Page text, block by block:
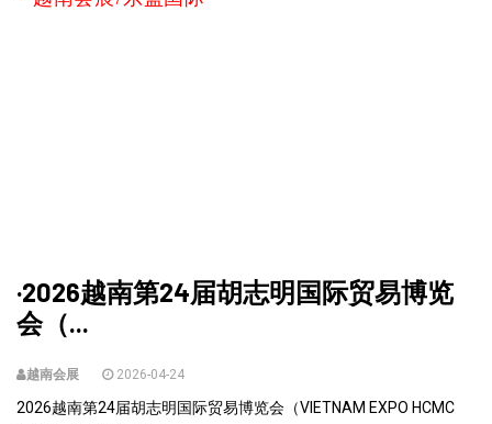
·2026越南第24届胡志明国际贸易博览
会（...
越南会展 2026-04-24
2026越南第24届胡志明国际贸易博览会（VIETNAM EXPO HCMC